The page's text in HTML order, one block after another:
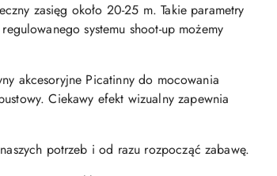
zasięg około 20-25 m. Takie parametry
systemu shoot-up możemy
akcesoryjne Picatinny do mocowania
Ciekawy efekt wizualny zapewnia
potrzeb i od razu rozpocząć zabawę.